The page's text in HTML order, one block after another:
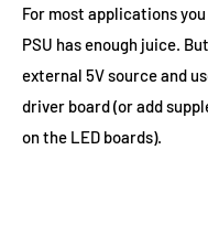
For most applications
PSU has enough juice.
external 5V source and
driver board (or add
on the LED boards).